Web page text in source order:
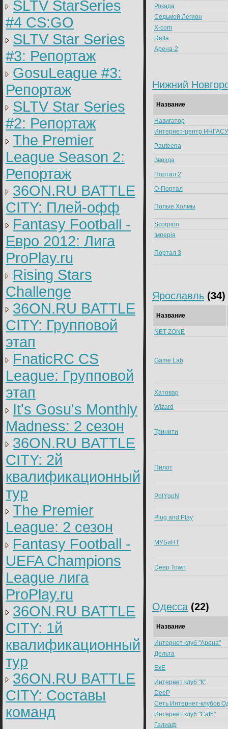
SLTV StarSeries
#4 CS:GO
SLTV Star Series
#3: Репортаж
GosuLeague #3:
Репортаж
SLTV Star Series
#2: Репортаж
The Premier
League Season 2:
Репортаж
36ON.RU BATTLE
CITY: Плей-офф
Fantasy Football -
Евро 2012: Лига
ProPlay.ru
Rising Stars
Challenge
36ON.RU BATTLE
CITY: Групповой
этап
FnaticRC CS
League: Групповой
этап
It's Gosu's Monthly
Madness: 2 сезон
36ON.RU BATTLE
CITY: 2й
квалификационный
тур
The Premier
League: 2 cезон
Fantasy Football -
UEFA Champions
League лига
ProPlay.ru
36ON.RU BATTLE
CITY: 1й
квалификационный
тур
36ON.RU BATTLE
CITY: Составы
команд
Рокада
Седьмой Легион
X-com
Delta
Арена-2
Нижний
Название
Навигатор
Интернет-центр ННГАСУ
Pauteena
Звезда
Портал 2
O-Портал
Полые Холмы
Scorpion
Iмперiя
Портал 3
Ярославль (34)
Название
NET-ZONE
Game Lab
Хатовар
Wizard
Тринити
Пилот
PolYgoN
Plug and Play
МУБиНТ
Deep Town
Одесса (22)
Название
Интернет клуб "Арена"
Дельта
ExE
Интернет клуб "К"
DeeP
Сеть Интернет-клубов
Интернет клуб "Cat5"
Галиаф